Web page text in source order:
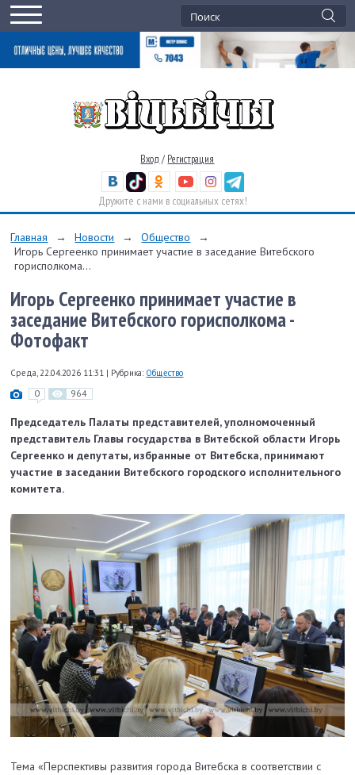
Вход / Регистрация
Дружите с нами в социальных сетях!
Главная → Новости → Общество
→
Игорь Сергеенко принимает участие в заседание Витебского
горисполкома...
Игорь Сергеенко принимает участие в
заседание Витебского горисполкома -
Фотофакт
Среда, 22.04.2026 11:31 | Рубрика: Общество
0 964
Председатель Палаты представителей, уполномоченный
представитель Главы государства в Витебской области Игорь
Сергеенко и депутаты, избранные от Витебска, принимают
участие в заседании Витебского городского исполнительного
комитета.
Тема «Перспективы развития города Витебска в соответствии с